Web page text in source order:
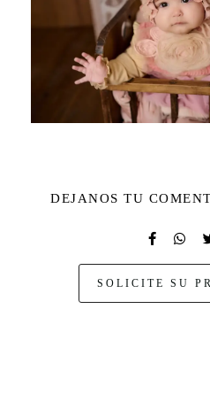
DEJANOS TU
SOLICITE SU